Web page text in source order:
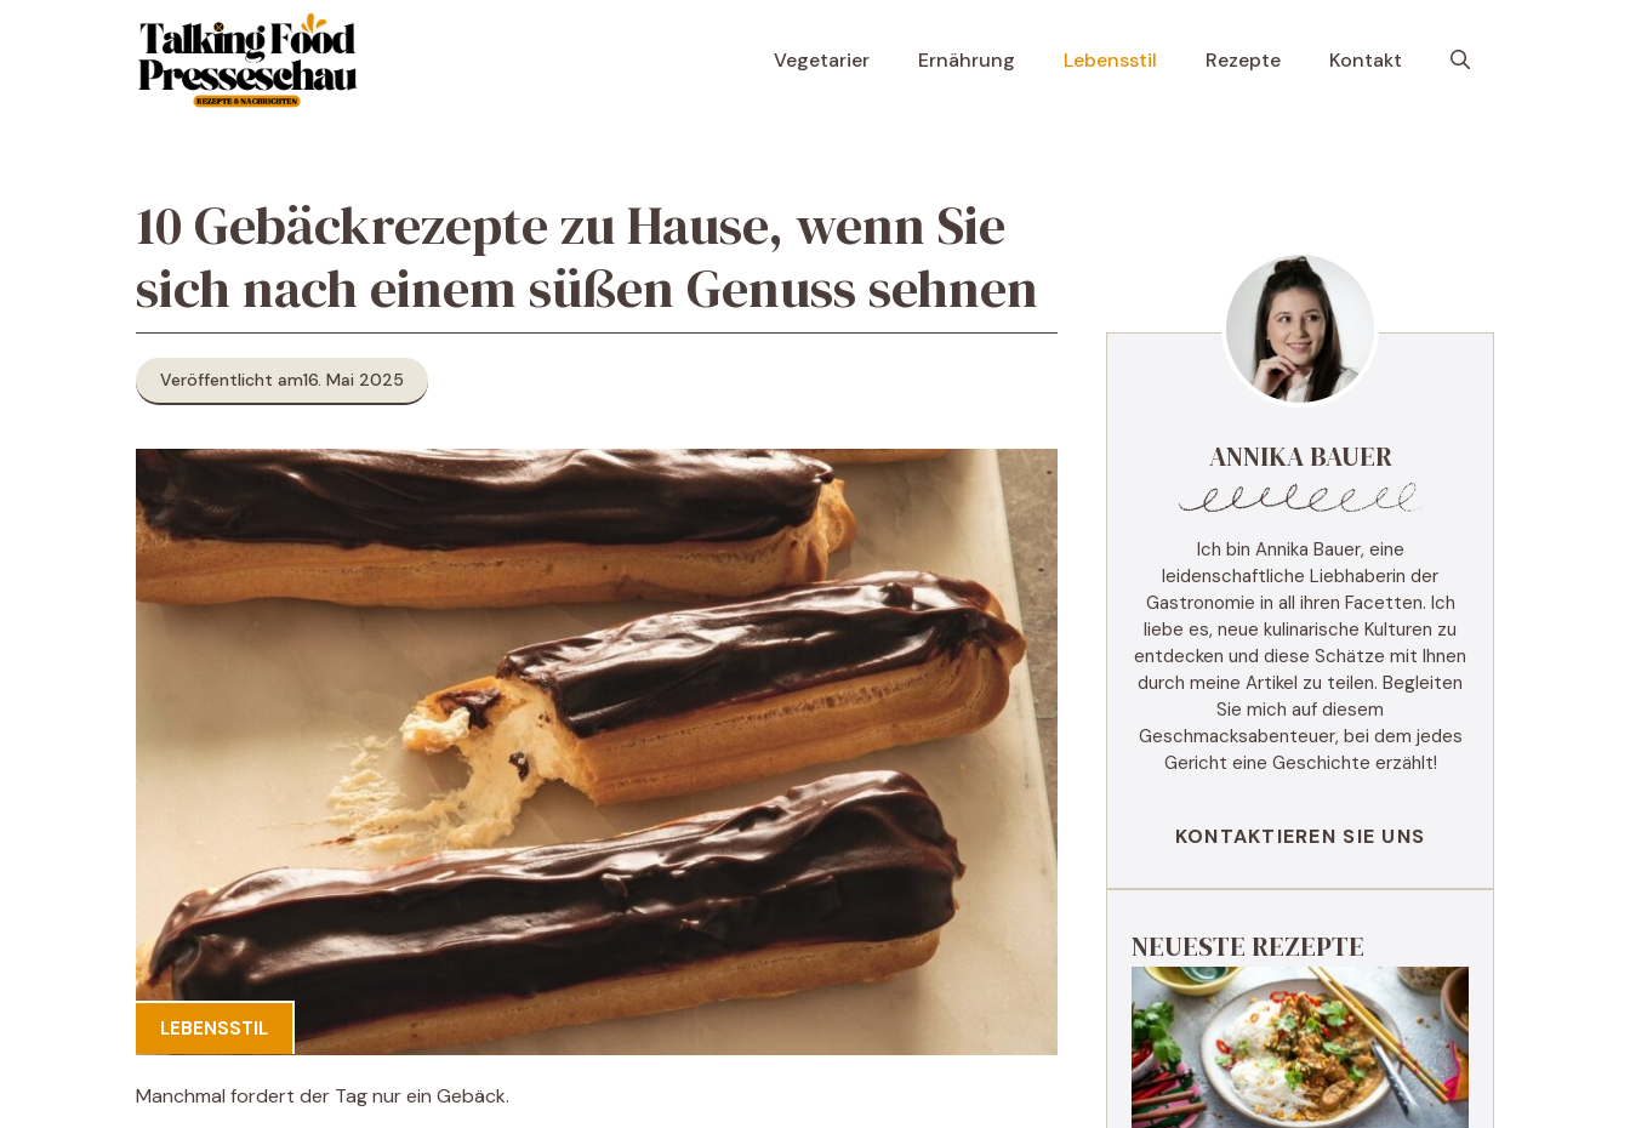
Vegetarier Ernährung Lebensstil Rezepte Kontakt
10 Gebäckrezepte zu Hause, wenn Sie
sich nach einem süßen Genuss sehnen
Veröffentlicht am16. Mai 2025
LEBENSSTIL
Manchmal fordert der Tag nur ein Gebäck.
ANNIKA BAUER
Ich bin Annika Bauer, eine
leidenschaftliche Liebhaberin der
Gastronomie in all ihren Facetten. Ich
liebe es, neue kulinarische Kulturen zu
entdecken und diese Schätze mit Ihnen
durch meine Artikel zu teilen. Begleiten
Sie mich auf diesem
Geschmacksabenteuer, bei dem jedes
Gericht eine Geschichte erzählt!
KONTAKTIEREN SIE UNS
NEUESTE REZEPTE